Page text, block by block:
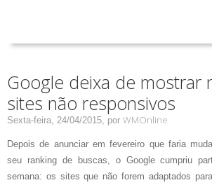
Google deixa de mostrar
sites não responsivos
Sexta-feira, 24/04/2015, por WMOnline
Depois de anunciar em fevereiro que faria
seu ranking de buscas, o Google cumpriu
semana: os sites que não forem adaptados